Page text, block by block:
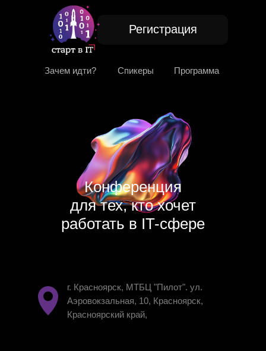
Зачем идти? Спикеры Программа
Конференция
для тех, кто хочет
работать в IT-сфере
Регистрация
г. Красноярск, МТБЦ "Пилот". ул.
Аэровокзальная, 10, Красноярск,
Красноярский край,
Зачем идти? Спикеры Программа